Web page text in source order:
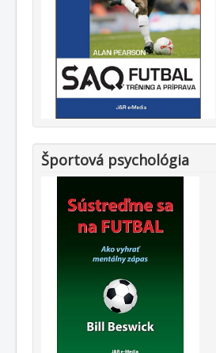
Športová psychológia